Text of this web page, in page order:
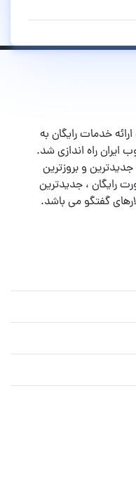
سال ۱۳۸۶ با هدف ارائه خدمات رایگان به
ایران راه اندازی شد.
و بروزترین
رایگان ، جدیدترین
گفتگو می باشد.